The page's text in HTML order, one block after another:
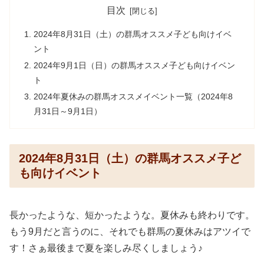
目次
2024年8月31日（土）の群馬オススメ子ども向けイベ
ント
2024年9月1日（日）の群馬オススメ子ども向けイベン
ト
2024年夏休みの群馬オススメイベント一覧（2024年8
月31日～9月1日）
2024年8月31日（土）の群馬オススメ子ど
も向けイベント
長かったような、短かったような。夏休みも終わりです。
もう9月だと言うのに、それでも群馬の夏休みはアツイで
す！さぁ最後まで夏を楽しみ尽くしましょう♪